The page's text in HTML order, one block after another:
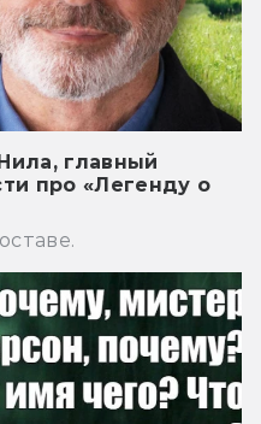
главный
про «Легенду о